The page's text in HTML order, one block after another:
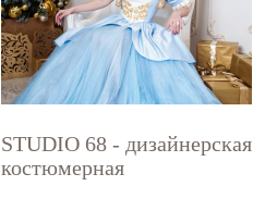
STUDIO 68 - дизайнерская
костюмерная